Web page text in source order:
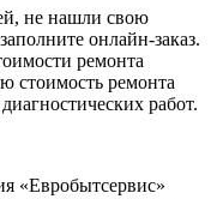
не нашли свою
онлайн-заказ.
ремонта
стоимость ремонта
работ.
«Евробытсервис»